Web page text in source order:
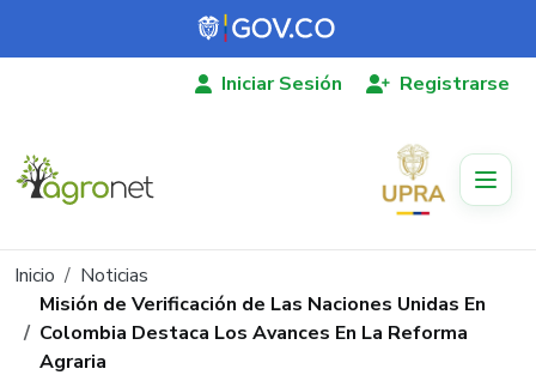
Pasar al contenido principal
Iniciar Sesión Registrarse
Ruta de navegación
Inicio
Noticias
Misión de Verificación de Las Naciones Unidas En
Colombia Destaca Los Avances En La Reforma
Agraria